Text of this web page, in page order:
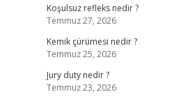
Koşulsuz refleks nedir ?
Temmuz 27, 2026
Kemik çürümesi nedir ?
Temmuz 25, 2026
Jury duty nedir ?
Temmuz 23, 2026